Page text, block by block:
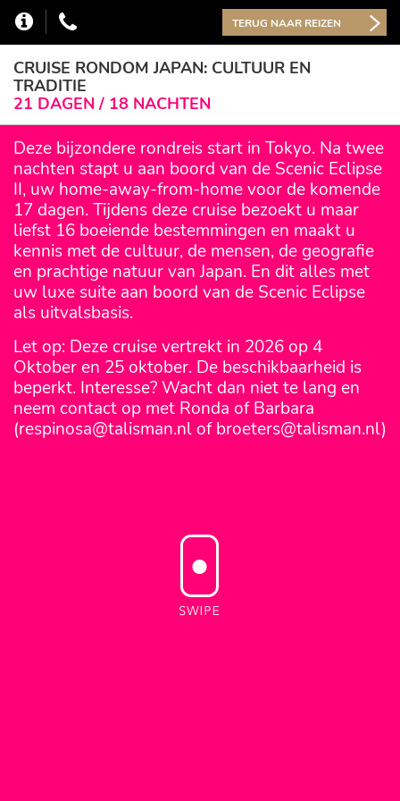
TERUG NAAR REIZEN
CRUISE RONDOM JAPAN: CULTUUR EN
TRADITIE
21 DAGEN / 18 NACHTEN
Deze bijzondere rondreis start in Tokyo. Na twee
nachten stapt u aan boord van de Scenic Eclipse
II, uw home-away-from-home voor de komende
17 dagen. Tijdens deze cruise bezoekt u maar
liefst 16 boeiende bestemmingen en maakt u
kennis met de cultuur, de mensen, de geografie
en prachtige natuur van Japan. En dit alles met
uw luxe suite aan boord van de Scenic Eclipse
als uitvalsbasis.
Let op: Deze cruise vertrekt in 2026 op 4
Oktober en 25 oktober. De beschikbaarheid is
beperkt. Interesse? Wacht dan niet te lang en
neem contact op met Ronda of Barbara
(respinosa@talisman.nl of broeters@talisman.nl)